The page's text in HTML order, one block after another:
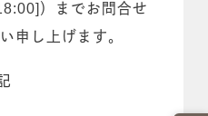
）までお問合せ
申し上げます。